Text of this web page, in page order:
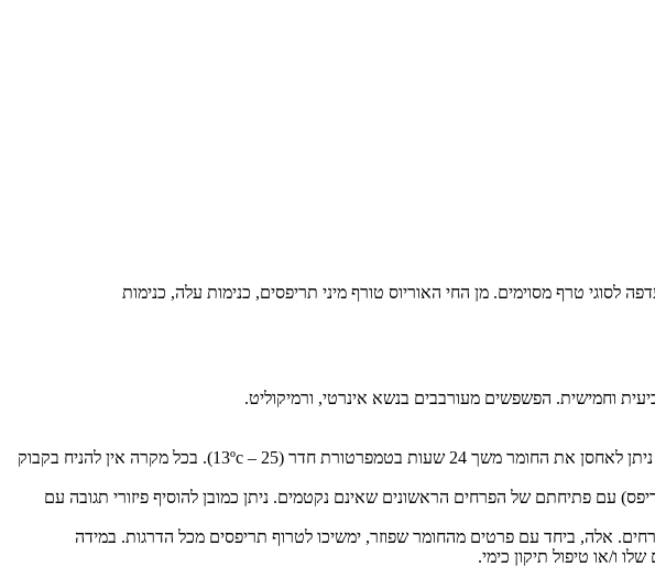
לסוגי טרף מסוימים. מן החי האוריוס טורף מיני תריפסים, כנימות עלה, כנימות
חשוב לפזר את פשפש האוריוס מיד עם קבלת החומר, בשעות הקרירות של היום. לא מומלץ לעכב את פיזור הטורף. לכל היותר ניתן לאחסן את החומר משך 24 שעות בטמפרטורת חדר (25 – 13ºc). בכל מקרה אין להניח בקבוק
עם פתיחתם של הפרחים הראשונים שאינם נקטמים. ניתן כמובן להוסיף פיזורי תגובה עם
בפרחים. אלה, ביחד עם פרטים מהחומר שפוזר, ימשיכו לטרוף תריפסים מכל הדרגות. במידה
ו/או טיפול תיקון כימי.